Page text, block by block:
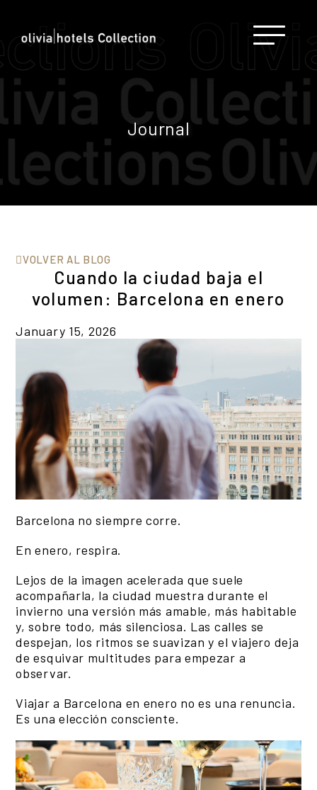
Journal
VOLVER AL BLOG
Cuando la ciudad baja el
volumen: Barcelona en enero
January 15, 2026
Barcelona no siempre corre.
En enero, respira.
Lejos de la imagen acelerada que suele
acompañarla, la ciudad muestra durante el
invierno una versión más amable, más habitable
y, sobre todo, más silenciosa. Las calles se
despejan, los ritmos se suavizan y el viajero deja
de esquivar multitudes para empezar a
observar.
Viajar a Barcelona en enero no es una renuncia.
Es una elección consciente.